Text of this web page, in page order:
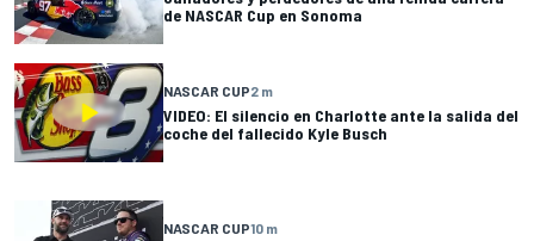
de NASCAR Cup en Sonoma
NASCAR CUP2 m
VIDEO: El silencio en Charlotte ante la salida del
coche del fallecido Kyle Busch
NASCAR CUP10 m